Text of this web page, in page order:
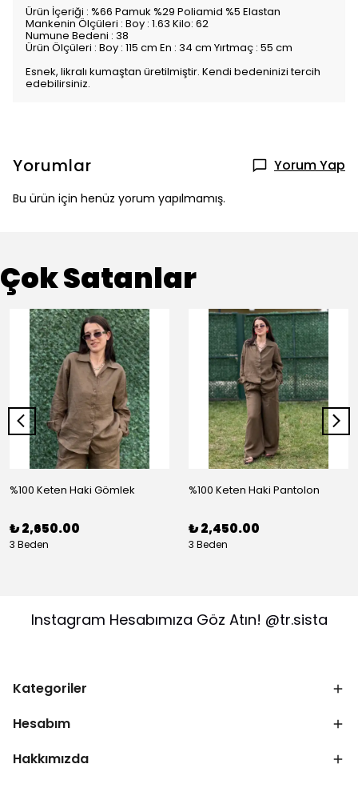
Ürün İçeriği : %66 Pamuk %29 Poliamid %5 Elastan
Mankenin Ölçüleri : Boy : 1.63 Kilo: 62
Numune Bedeni : 38
Ürün Ölçüleri : Boy : 115 cm En : 34 cm Yırtmaç : 55 cm
Esnek, likralı kumaştan üretilmiştir. Kendi bedeninizi tercih
edebilirsiniz.
Yorumlar Yorum Yap
Bu ürün için henüz yorum yapılmamış.
Çok Satanlar
%100 Keten Haki Gömlek
₺ 2,650.00
3 Beden
%100 Keten Haki Pantolon
₺ 2,450.00
3 Beden
Instagram Hesabımıza Göz Atın! @tr.sista
Kategoriler
Hesabım
Hakkımızda